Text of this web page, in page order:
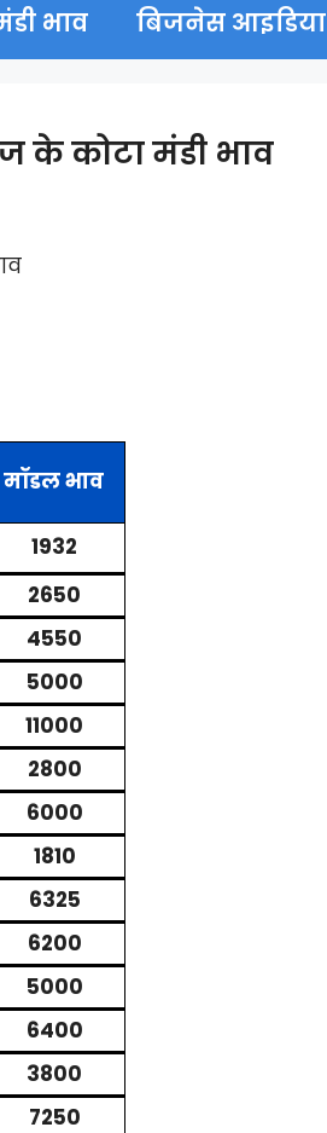
भाव बिजनेस आइडिया
के कोटा मंडी भाव
मॉडल भाव
1932
2650
4550
5000
11000
2800
6000
1810
6325
6200
5000
6400
3800
7250